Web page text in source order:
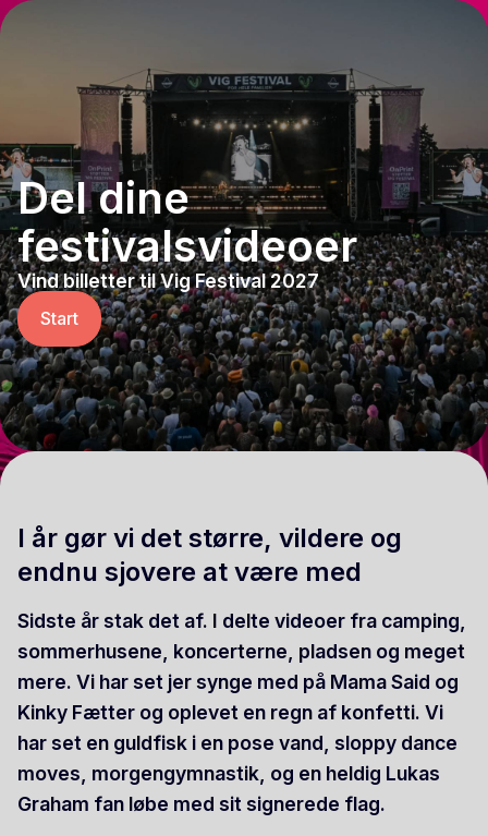
Del dine
festivalsvideoer
Vind billetter til Vig Festival 2027
Start
I år gør vi det større, vildere og
endnu sjovere at være med
Sidste år stak det af. I delte videoer fra camping,
sommerhusene, koncerterne, pladsen og meget
mere. Vi har set jer synge med på Mama Said og
Kinky Fætter og oplevet en regn af konfetti. Vi
har set en guldfisk i en pose vand, sloppy dance
moves, morgengymnastik, og en heldig Lukas
Graham fan løbe med sit signerede flag.